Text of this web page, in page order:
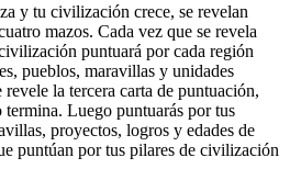
y tu civilización crece, se revelan
mazos. Cada vez que se revela
puntuará por cada región
pueblos, maravillas y unidades
la tercera carta de puntuación,
Luego puntuarás por tus
proyectos, logros y edades de
puntúan por tus pilares de civilización